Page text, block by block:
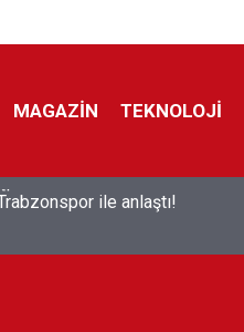
MAGAZİN TEKNOLOJİ
ile anlaştı!